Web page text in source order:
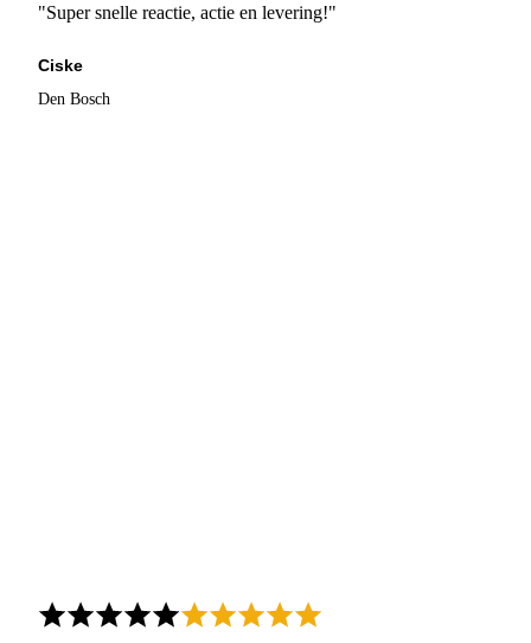
"Super snelle reactie, actie en levering!"
Ciske
Den Bosch